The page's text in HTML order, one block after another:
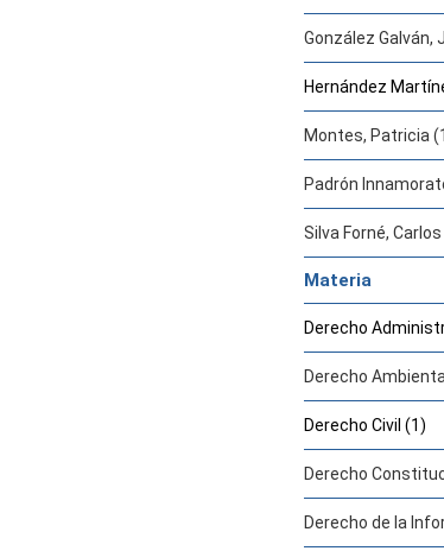
González Galván,
Hernández
Montes, Patricia
Padrón
Silva Forné,
Materia
Derecho
Derecho
Derecho Civil (1)
Derecho
Derecho de la